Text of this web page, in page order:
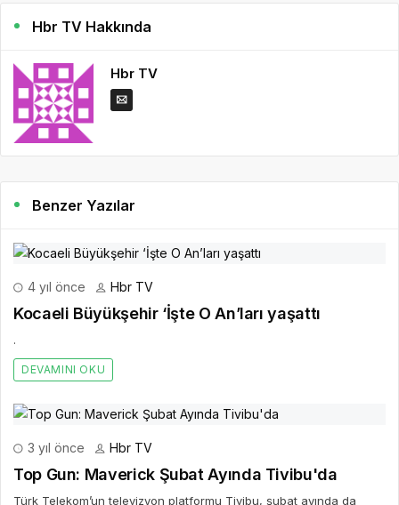
Hbr TV Hakkında
Hbr TV
Benzer Yazılar
4 yıl önce Hbr TV
Kocaeli Büyükşehir ‘İşte O An’ları yaşattı
.
DEVAMINI OKU
3 yıl önce Hbr TV
Top Gun: Maverick Şubat Ayında Tivibu'da
Türk Telekom’un televizyon platformu Tivibu, şubat ayında da